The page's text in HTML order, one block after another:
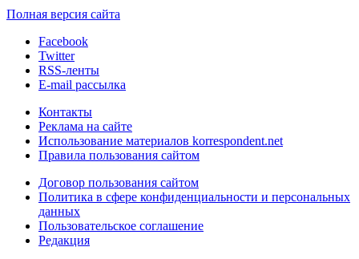
Полная версия сайта
Facebook
Twitter
RSS-ленты
E-mail рассылка
Контакты
Реклама на сайте
Использование материалов korrespondent.net
Правила пользования сайтом
Договор пользования сайтом
Политика в сфере конфиденциальности и персональных
данных
Пользовательское соглашение
Редакция